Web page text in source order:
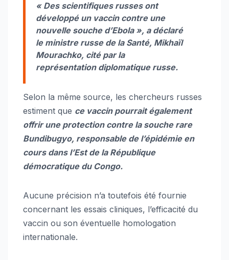
« Des scientifiques russes ont
développé un vaccin contre une
nouvelle souche d’Ebola », a déclaré
le ministre russe de la Santé, Mikhaïl
Mourachko, cité par la
représentation diplomatique russe.
Selon la même source, les chercheurs russes
estiment que ce vaccin pourrait également
offrir une protection contre la souche rare
Bundibugyo, responsable de l’épidémie en
cours dans l’Est de la République
démocratique du Congo.
Aucune précision n’a toutefois été fournie
concernant les essais cliniques, l’efficacité du
vaccin ou son éventuelle homologation
internationale.